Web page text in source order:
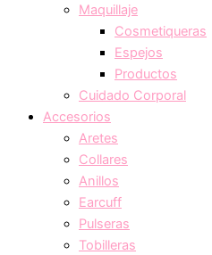
Maquillaje
Cosmetiqueras
Espejos
Productos
Cuidado Corporal
Accesorios
Aretes
Collares
Anillos
Earcuff
Pulseras
Tobilleras